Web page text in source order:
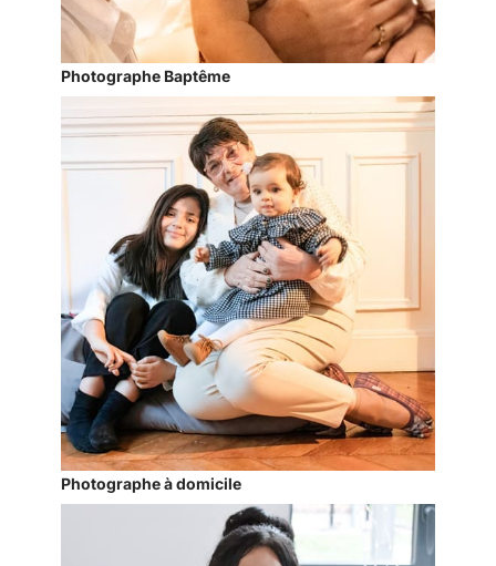
Photographe Baptême
Photographe à domicile